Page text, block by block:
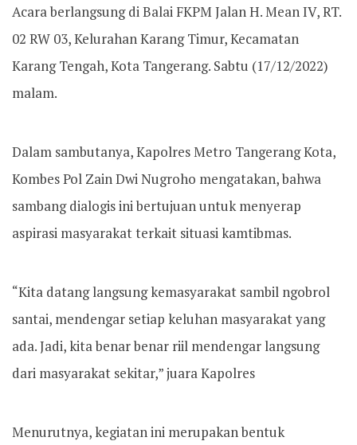
Acara berlangsung di Balai FKPM Jalan H. Mean IV, RT.
02 RW 03, Kelurahan Karang Timur, Kecamatan
Karang Tengah, Kota Tangerang. Sabtu (17/12/2022)
malam.
Dalam sambutanya, Kapolres Metro Tangerang Kota,
Kombes Pol Zain Dwi Nugroho mengatakan, bahwa
sambang dialogis ini bertujuan untuk menyerap
aspirasi masyarakat terkait situasi kamtibmas.
“Kita datang langsung kemasyarakat sambil ngobrol
santai, mendengar setiap keluhan masyarakat yang
ada. Jadi, kita benar benar riil mendengar langsung
dari masyarakat sekitar,” juara Kapolres
Menurutnya, kegiatan ini merupakan bentuk